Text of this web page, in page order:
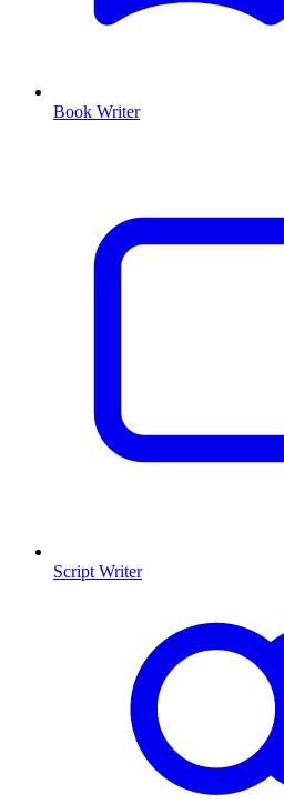
Book Writer
Script Writer